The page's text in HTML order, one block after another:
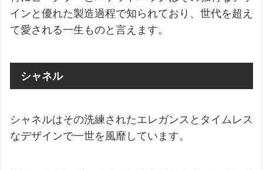
インと優れた製造過程で知られており、世代を超え
て愛される一生ものと言えます。
シャネル
シャネルはその洗練されたエレガンスとタイムレス
なデザインで一世を風靡しています。